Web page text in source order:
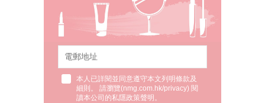
本人已詳閱並同意遵守本文列明條款及
細則。 請瀏覽(nmg.com.hk/privacy) 閱
讀本公司的私隱政策聲明。